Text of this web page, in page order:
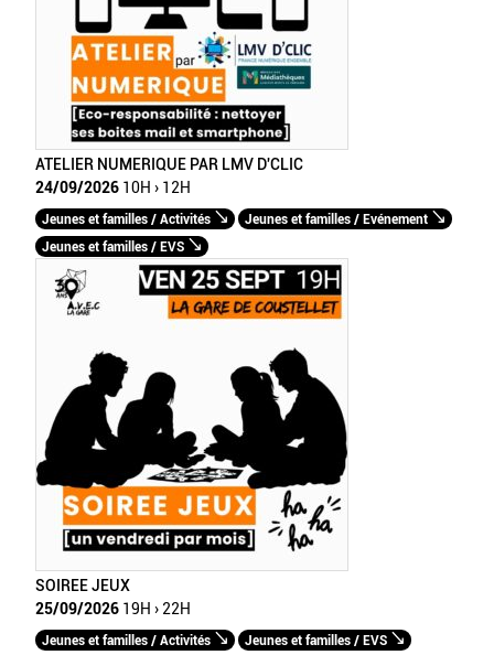
ATELIER NUMERIQUE PAR LMV D'CLIC
24/09/2026 10H › 12H
Jeunes et familles / Activités
Jeunes et familles / Evénement
Jeunes et familles / EVS
SOIREE JEUX
25/09/2026 19H › 22H
Jeunes et familles / Activités
Jeunes et familles / EVS